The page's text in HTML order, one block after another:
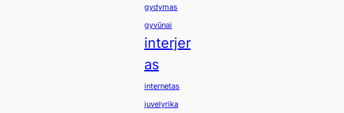
gydymas
gyvūnai
interjer
as
internetas
juvelyrika